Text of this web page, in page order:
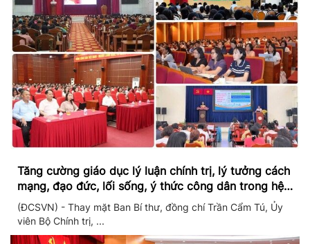
Tăng cường giáo dục lý luận chính trị, lý tưởng cách
mạng, đạo đức, lối sống, ý thức công dân trong hệ
thống giáo dục quốc dân
(ĐCSVN) - Thay mặt Ban Bí thư, đồng chí Trần Cẩm Tú, Ủy
viên Bộ Chính trị, ...